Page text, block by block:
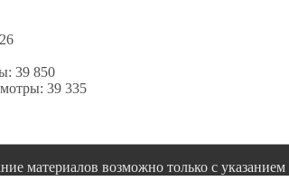
39 850
39 335
материалов возможно только с